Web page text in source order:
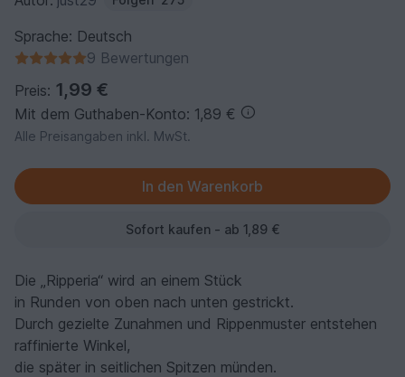
Sprache: Deutsch
9 Bewertungen
Preis: 1,99 €
Mit dem Guthaben-Konto: 1,89 €
Alle Preisangaben inkl. MwSt.
Sofort kaufen - ab 1,89 €
Die „Ripperia“ wird an einem Stück
in Runden von oben nach unten gestrickt.
Durch gezielte Zunahmen und Rippenmuster entstehen
raffinierte Winkel,
die später in seitlichen Spitzen münden.